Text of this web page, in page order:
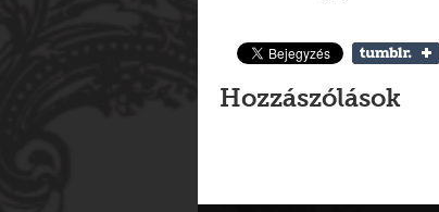
Hozzászólások